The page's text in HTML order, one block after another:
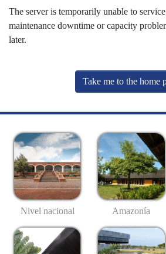
The server is temporarily unable to
maintenance downtime or capacity
later.
Take me to the home
Nivel nacional Amazonía